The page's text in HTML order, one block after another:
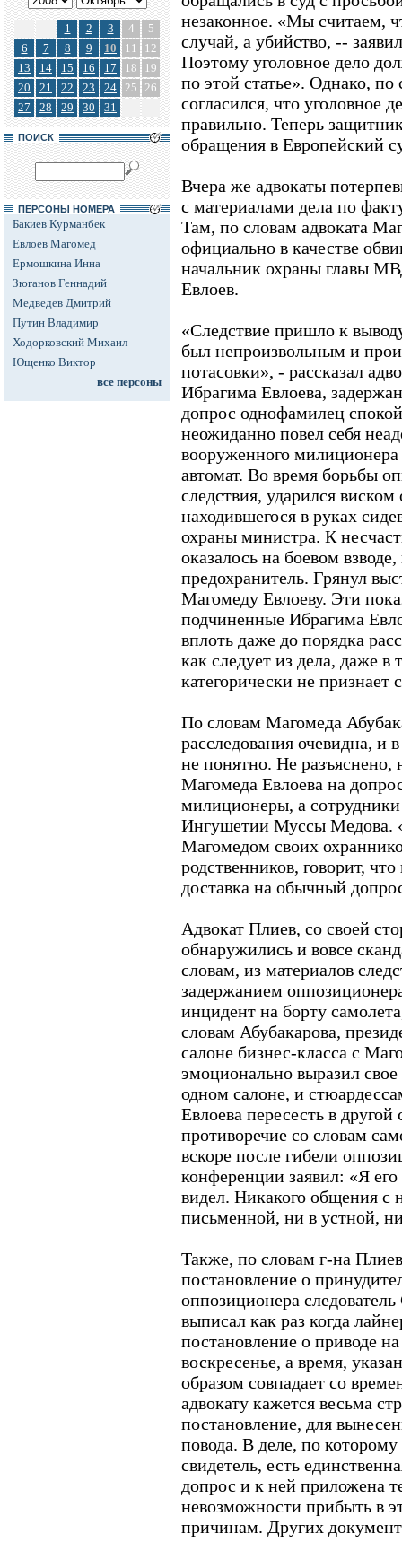
1 2 3 4
5
6
7 8 9 10 11
12
13
14 15 16 17 18
19
20
21 22 23 24 25 26
27
28 29 30 31
ПОИСК
ПЕРСОНЫ НОМЕРА
Бакиев Курманбек
Евлоев Магомед
Ермошкина Инна
Зюганов Геннадий
Медведев Дмитрий
Путин Владимир
Ходорковский Михаил
Ющенко Виктор
все персоны
незаконное. «Мы считаем,
случай, а убийство, --
Поэтому уголовное дело
по этой статье». Однако, по
согласился, что уголовное
правильно. Теперь
обращения в Европейский
Вчера же адвокаты
с материалами дела по
Там, по словам адвоката
официально в качестве
начальник охраны главы
Евлоев.
«Следствие пришло к
был непроизвольным и
потасовки», - рассказал
Ибрагима Евлоева,
допрос однофамилец
неожиданно повел себя
вооруженного милиционера
автомат. Во время борьбы
следствия, ударился
находившегося в руках
охраны министра. К
оказалось на боевом
предохранитель. Грянул
Магомеду Евлоеву. Эти
подчиненные Ибрагима
вплоть даже до порядка
как следует из дела, даже
категорически не признает
По словам Магомеда
расследования очевидна, и
не понятно. Не разъяснено,
Магомеда Евлоева на
милиционеры, а
Ингушетии Муссы Медова.
Магомедом своих
родственников, говорит,
доставка на обычный
Адвокат Плиев, со своей
обнаружились и вовсе
словам, из материалов
задержанием
инцидент на борту
словам Абубакарова,
салоне бизнес-класса с
эмоционально выразил
одном салоне, и
Евлоева пересесть в
противоречие со словам
вскоре после гибели
конференции заявил: «Я его
видел. Никакого общения с
письменной, ни в устной,
Также, по словам г-на
постановление о
оппозиционера
выписал как раз когда
постановление о приводе
воскресенье, а время,
образом совпадает со
адвокату кажется весьма
постановление, для
повода. В деле, по
свидетель, есть
допрос и к ней приложена
невозможности прибыть в
причинам. Других